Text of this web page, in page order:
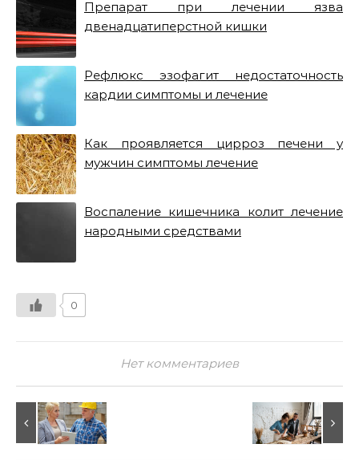
Препарат при лечении язва
двенадцатиперстной кишки
Рефлюкс эзофагит недостаточность
кардии симптомы и лечение
Как проявляется цирроз печени у
мужчин симптомы лечение
Воспаление кишечника колит лечение
народными средствами
0
Нет комментариев